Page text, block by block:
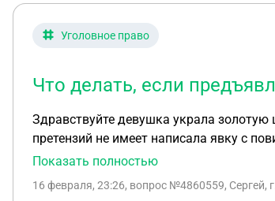
Уголовное право
Что делать, если
Здравствуйте девушка украла золотую
претензий не имеет написала явку с
Показать полностью
16 февраля, 23:26, вопрос №4860559, Сергей,